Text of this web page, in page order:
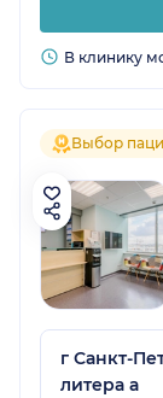
В клинику
Выбор
г Санкт-
литера а